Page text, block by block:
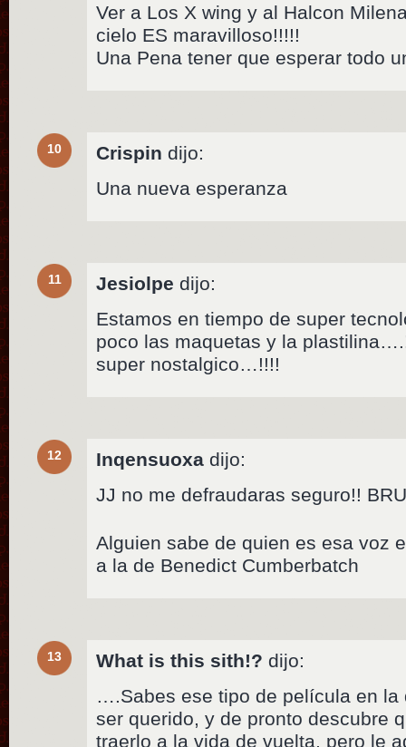
Ver a Los X wing y al Halcon
cielo ES maravilloso!!!!!
Una Pena tener que esperar todo
10 Crispin dijo:
Una nueva esperanza
11 Jesiolpe dijo:
Estamos en tiempo de super
poco las maquetas y la
super nostalgico…!!!!
12 Inqensuoxa dijo:
JJ no me defraudaras seguro!!
Alguien sabe de quien es esa voz
a la de Benedict Cumberbatch
13 What is this sith!? dijo:
….Sabes ese tipo de película en la
ser querido, y de pronto descubre
traerlo a la vida de vuelta, pero le